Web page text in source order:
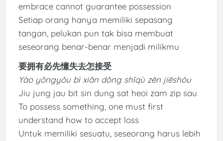
embrace cannot guarantee possession
Setiap orang hanya memiliki sepasang
tangan, pelukan pun tak bisa membuat
seseorang benar-benar menjadi milikmu
要拥有必先懂失去怎接受
Yào yōngyǒu bì xiān dǒng shīqù zěn jiēshòu
Jiu jung jau bit sin dung sat heoi zam zip sau
To possess something, one must first
understand how to accept loss
Untuk memiliki sesuatu, seseorang harus lebih